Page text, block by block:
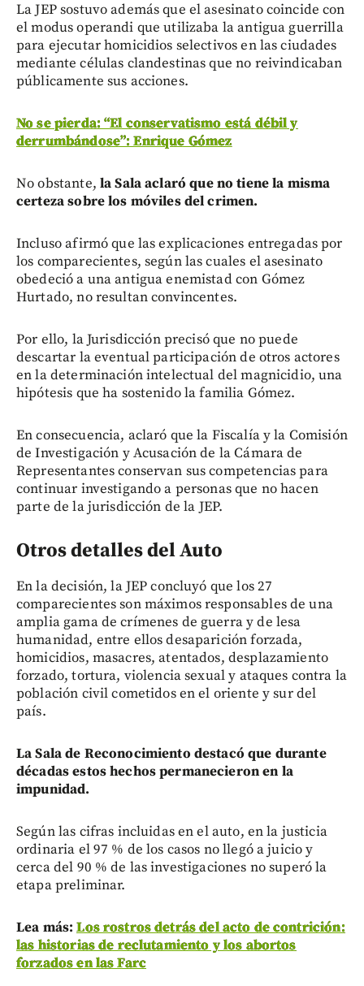
La JEP sostuvo además que el asesinato coincide con
el modus operandi que utilizaba la antigua guerrilla
para ejecutar homicidios selectivos en las ciudades
mediante células clandestinas que no reivindicaban
públicamente sus acciones.
No se pierda: “El conservatismo está débil y
derrumbándose”: Enrique Gómez
No obstante, la Sala aclaró que no tiene la misma
certeza sobre los móviles del crimen.
Incluso afirmó que las explicaciones entregadas por
los comparecientes, según las cuales el asesinato
obedeció a una antigua enemistad con Gómez
Hurtado, no resultan convincentes.
Por ello, la Jurisdicción precisó que no puede
descartar la eventual participación de otros actores
en la determinación intelectual del magnicidio, una
hipótesis que ha sostenido la familia Gómez.
En consecuencia, aclaró que la Fiscalía y la Comisión
de Investigación y Acusación de la Cámara de
Representantes conservan sus competencias para
continuar investigando a personas que no hacen
parte de la jurisdicción de la JEP.
Otros detalles del Auto
En la decisión, la JEP concluyó que los 27
comparecientes son máximos responsables de una
amplia gama de crímenes de guerra y de lesa
humanidad, entre ellos desaparición forzada,
homicidios, masacres, atentados, desplazamiento
forzado, tortura, violencia sexual y ataques contra la
población civil cometidos en el oriente y sur del
país.
La Sala de Reconocimiento destacó que durante
décadas estos hechos permanecieron en la
impunidad.
Según las cifras incluidas en el auto, en la justicia
ordinaria el 97 % de los casos no llegó a juicio y
cerca del 90 % de las investigaciones no superó la
etapa preliminar.
Lea más:Los rostros detrás del acto de contrición:
las historias de reclutamiento y los abortos
forzados en las Farc